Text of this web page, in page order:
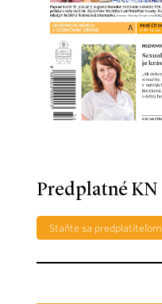
Predplatné KN
Staňte sa predplatiteľom